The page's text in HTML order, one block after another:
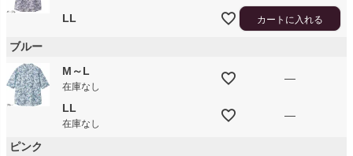
LL カートに入れる
ブルー
M～L
在庫なし
—
LL
在庫なし
—
ピンク